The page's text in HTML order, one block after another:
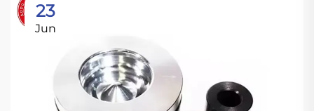
23
Jun